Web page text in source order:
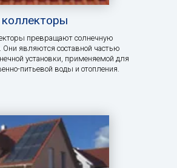
превращают солнечную
Они являются составной частью
установки, применяемой для
питьевой воды и отопления.